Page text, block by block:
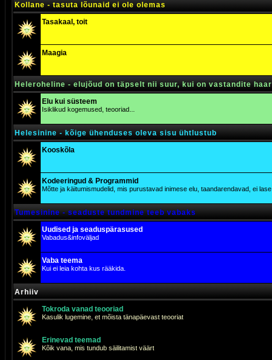
Kollane - tasuta lõunaid ei ole olemas
Tasakaal, toit
Maagia
Heleroheline - elujõud on täpselt nii suur, kui on vastandite
Elu kui süsteem
Isiklikud kogemused, teooriad...
Helesinine - kõige ühenduses oleva sisu ühtlustub
Kooskõla
Kodeeringud & Programmid
Mõtte ja käitumismudelid, mis purustavad inimese elu, taandarendavad, ei
Tumesinine - seaduste tundmine teeb vabaks
Uudised ja seaduspärasused
Vabadus&infoväljad
Vaba teema
Kui ei leia kohta kus rääkida.
Arhiiv
Tokroda vanad teooriad
Kasulik lugemine, et mõista tänapäevast teooriat
Erinevad teemad
Kõik vana, mis tundub säilitamist väärt